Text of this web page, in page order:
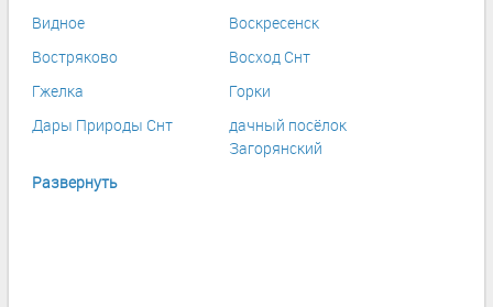
Видное
Воскресенск
Востряково
Восход Снт
Гжелка
Горки
Дары Природы Снт
дачный посёлок
Загорянский
Развернуть